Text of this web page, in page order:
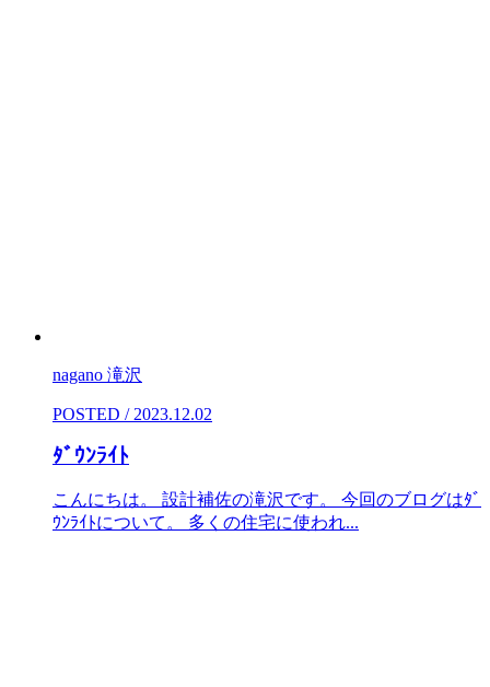
nagano 滝沢
POSTED / 2023.12.02
ﾀﾞｳﾝﾗｲﾄ
こんにちは。 設計補佐の滝沢です。 今回のブログはﾀﾞ
ｳﾝﾗｲﾄについて。 多くの住宅に使われ...